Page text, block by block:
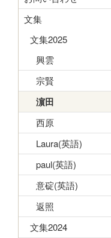
文集
文集2025
興雲
宗賢
濵田
西原
Laura(英語)
paul(英語)
意碇(英語)
返照
文集2024